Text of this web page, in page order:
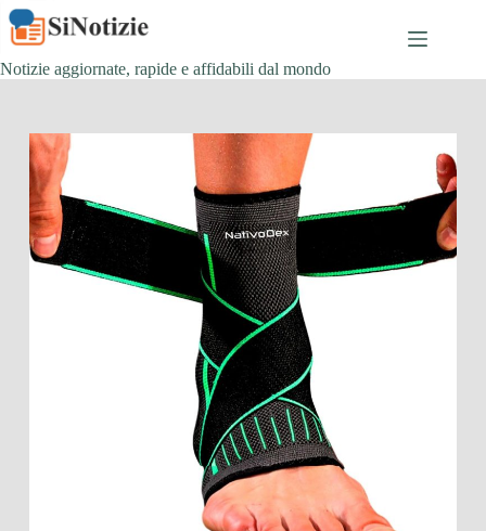
Salta
al
contenuto
Notizie aggiornate, rapide e affidabili dal mondo